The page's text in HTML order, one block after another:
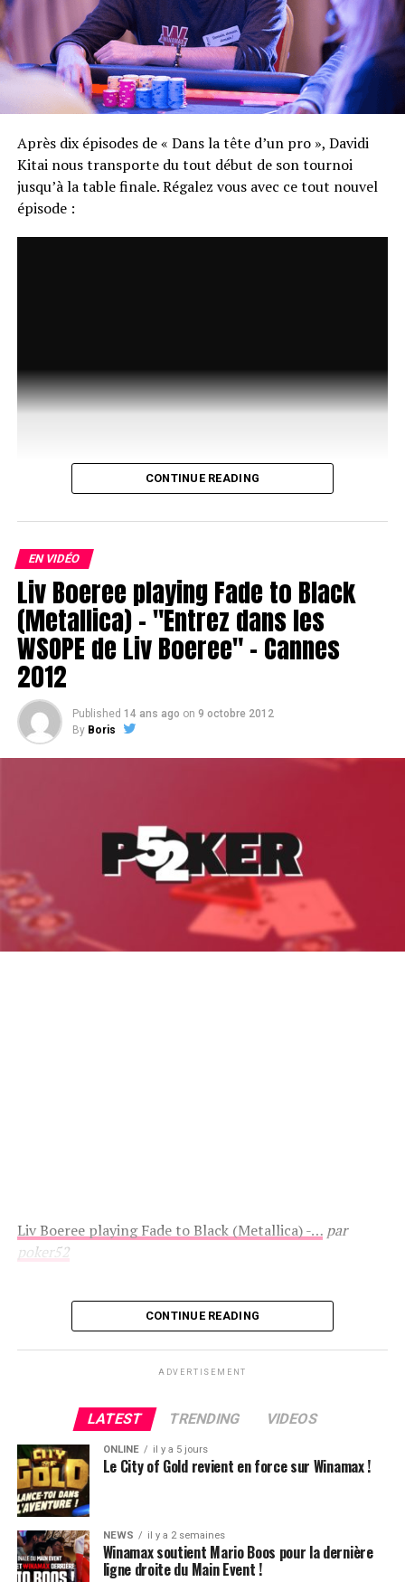
Après dix épisodes de « Dans la tête d’un pro », Davidi
Kitai nous transporte du tout début de son tournoi
jusqu’à la table finale. Régalez vous avec ce tout nouvel
épisode :
CONTINUE READING
EN VIDÉO
Liv Boeree playing Fade to Black
(Metallica) – "Entrez dans les
WSOPE de Liv Boeree" – Cannes
2012
Published 14 ans ago on 9 octobre 2012
By Boris
Liv Boeree playing Fade to Black (Metallica) -… par
poker52
CONTINUE READING
ADVERTISEMENT
LATEST TRENDING VIDEOS
ONLINE il y a 5 jours
Le City of Gold revient en force sur Winamax !
NEWS il y a 2 semaines
Winamax soutient Mario Boos pour la dernière
ligne droite du Main Event !